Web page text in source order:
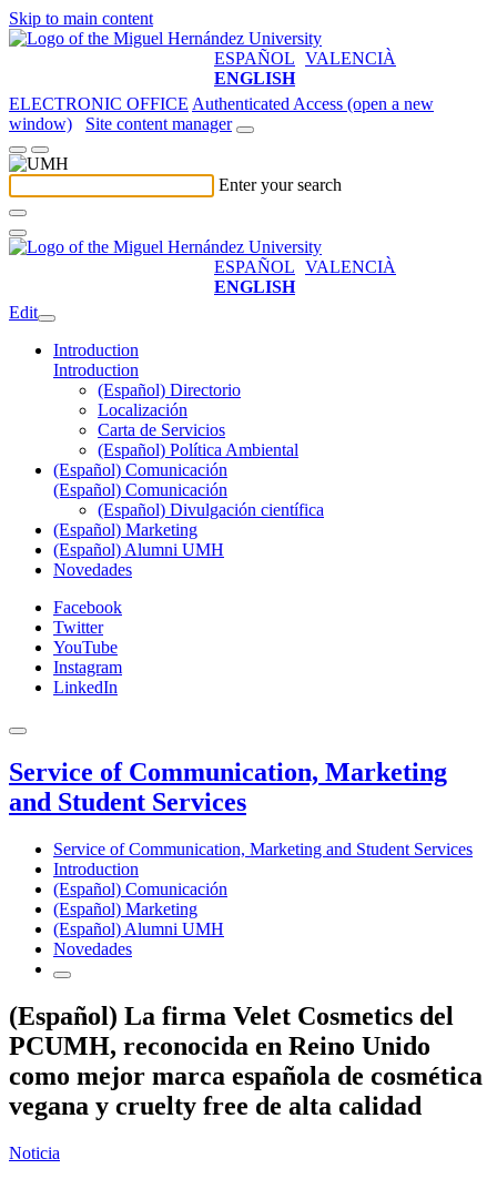
Skip to main content
ESPAÑOL VALENCIÀ
ENGLISH
ELECTRONIC OFFICE Authenticated Access (open a new
window)
Site content manager
Enter your search
ESPAÑOL VALENCIÀ
ENGLISH
Edit
Introduction
Introduction
(Español) Directorio
Localización
Carta de Servicios
(Español) Política Ambiental
(Español) Comunicación
(Español) Comunicación
(Español) Divulgación científica
(Español) Marketing
(Español) Alumni UMH
Novedades
Facebook
Twitter
YouTube
Instagram
LinkedIn
Service of Communication, Marketing
and Student Services
Service of Communication, Marketing and Student Services
Introduction
(Español) Comunicación
(Español) Marketing
(Español) Alumni UMH
Novedades
(Español) La firma Velet Cosmetics del
PCUMH, reconocida en Reino Unido
como mejor marca española de cosmética
vegana y cruelty free de alta calidad
Noticia